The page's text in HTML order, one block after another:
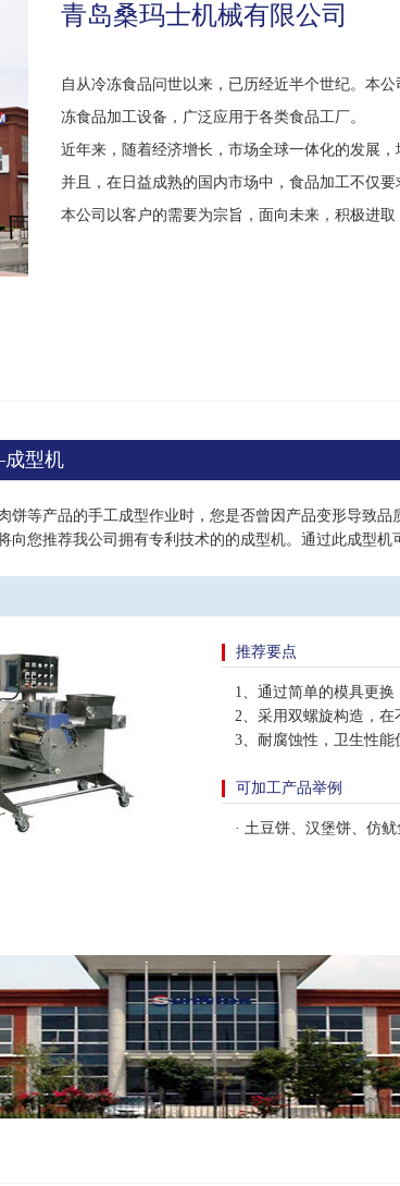
青岛桑玛士机械有限公司
自从冷冻食品问世以来，已历经近半个世纪。本
冻食品加工设备，广泛应用于各类食品工厂。
近年来，随着经济增长，市场全球一体化的发展，
并且，在日益成熟的国内市场中，食品加工不仅
本公司以客户的需要为宗旨，面向未来，积极进
型机
饼等产品的手工成型作业时，您是否曾因产品变形导致
向您推荐我公司拥有专利技术的的成型机。通过此成型机
推荐要点
1、通过简单的模具更
2、采用双螺旋构造，在
3、耐腐蚀性，卫生性能
可加工产品举例
· 土豆饼、汉堡饼、仿